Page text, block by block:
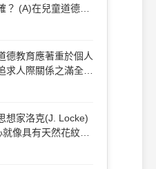
德發
第一個階段，而所
般兒童約
進入他律的道德判斷
童與大人間「互相尊敬」 而來
德教育應著重於個人
人際關係之滿全及
想家洛克(J. Locke)
應該